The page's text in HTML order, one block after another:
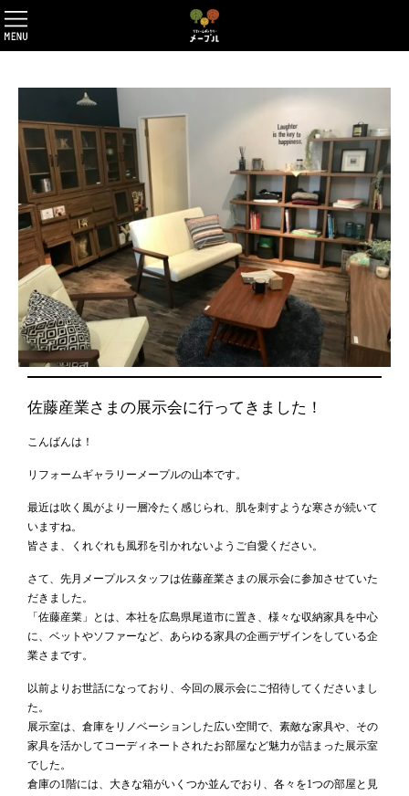
佐藤産業さまの展示会に行ってきました！
こんばんは！
リフォームギャラリーメープルの山本です。
最近は吹く風がより一層冷たく感じられ、肌を刺すような寒さが続いて
いますね。
皆さま、くれぐれも風邪を引かれないようご自愛ください。
さて、先月メープルスタッフは佐藤産業さまの展示会に参加させていた
だきました。
「佐藤産業」とは、本社を広島県尾道市に置き、様々な収納家具を中心
に、ベットやソファーなど、あらゆる家具の企画デザインをしている企
業さまです。
以前よりお世話になっており、今回の展示会にご招待してくださいまし
た。
展示室は、倉庫をリノベーションした広い空間で、素敵な家具や、その
家具を活かしてコーディネートされたお部屋など魅力が詰まった展示室
でした。
倉庫の1階には、大きな箱がいくつか並んでおり、各々を1つの部屋と見